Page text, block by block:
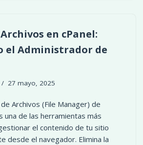
en cPanel:
el Administrador de
27 mayo, 2025
Archivos (File Manager) de
una de las herramientas más
el contenido de tu sitio
desde el navegador. Elimina la